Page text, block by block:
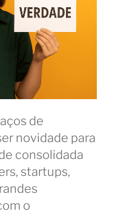
de
novidade para
consolidada
startups,
o